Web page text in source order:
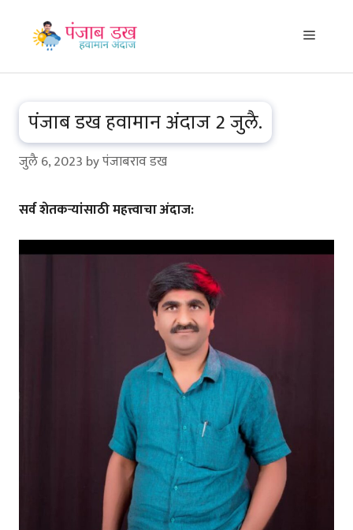
content
Menu
पंजाब डख हवामान अंदाज 2 जुलै.
जुलै 6, 2023 byपंजाबराव डख
सर्व शेतकऱ्यांसाठी महत्त्वाचा अंदाज: